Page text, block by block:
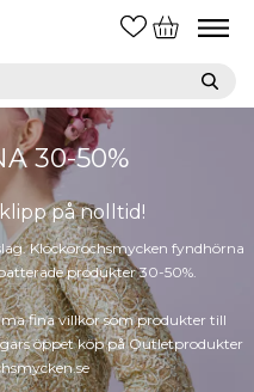
30-50%
på nolltid!
Klockorochsmycken fyndhörna
produkter 30-50%.
fina villkor som produkter till
öppet köp på Outletprodukter